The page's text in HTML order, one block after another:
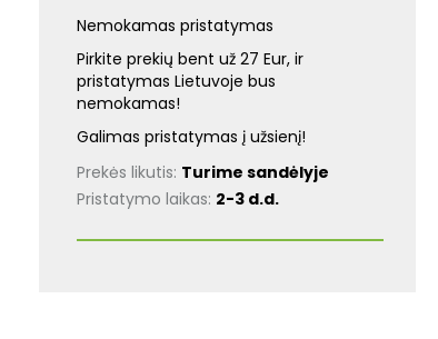
Nemokamas pristatymas
Pirkite prekių bent už 27 Eur, ir
pristatymas Lietuvoje bus
nemokamas!
Galimas pristatymas į užsienį!
Prekės likutis: Turime sandėlyje
Pristatymo laikas: 2-3 d.d.